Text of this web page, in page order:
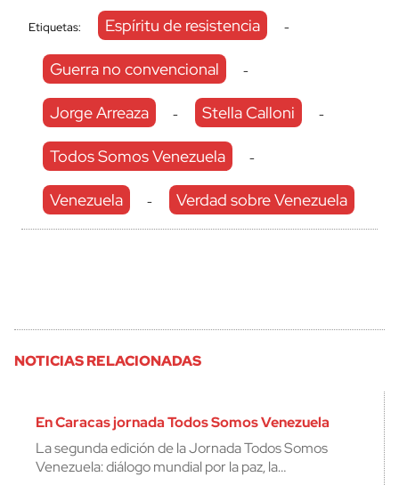
Etiquetas: Espíritu de resistencia -
Guerra no convencional -
Jorge Arreaza - Stella Calloni -
Todos Somos Venezuela -
Venezuela - Verdad sobre Venezuela
NOTICIAS RELACIONADAS
En Caracas jornada Todos Somos Venezuela
La segunda edición de la Jornada Todos Somos
Venezuela: diálogo mundial por la paz, la…